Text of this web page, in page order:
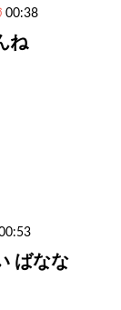
00:38
ね
ばなな